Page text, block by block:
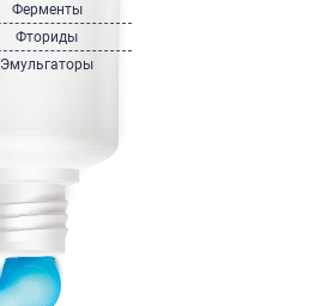
Ферменты
Фториды
Эмульгаторы